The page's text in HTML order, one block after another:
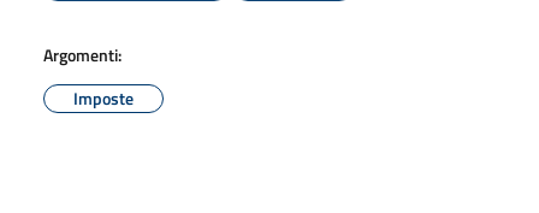
Argomenti:
Imposte